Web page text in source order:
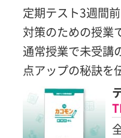
定期テスト3週間
対策のための授業
通常授業で未受講
点アップの秘訣を